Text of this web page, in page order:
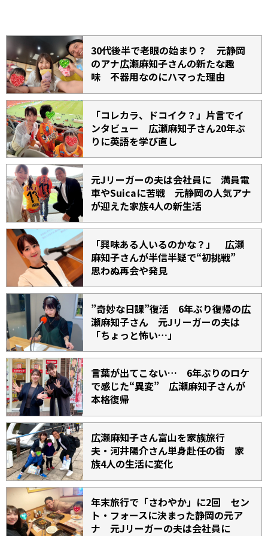
30代後半で老眼の始まり？ 元静岡
のアナ広瀬麻知子さんの新たな趣
味 不器用なのにハマった理由
「コレカラ、ドコイク？」片言でイ
ンタビュー 広瀬麻知子さん20年ぶ
りに英語を学び直し
元Jリーガーの夫は会社員に 満員電
車やSuicaに苦戦 元静岡の人気アナ
が迎えた家族4人の新生活
「興味ある人いるのかな？」 広瀬
麻知子さんが半信半疑で“初挑戦”
思わぬ再会や発見
”奇妙な日課”復活 6年ぶり復帰の広
瀬麻知子さん 元Jリーガーの夫は
「ちょっと怖い…」
言葉が出てこない… 6年ぶりのロケ
で感じた“異変” 広瀬麻知子さんが
本格復帰
広瀬麻知子さん富山を家族旅行
夫・河井陽介さん単身赴任の街 家
族4人の生活に変化
年末旅行で「さわやか」に2回 セン
ト・フォースに決まった静岡の元ア
ナ 元Jリーガーの夫は会社員に